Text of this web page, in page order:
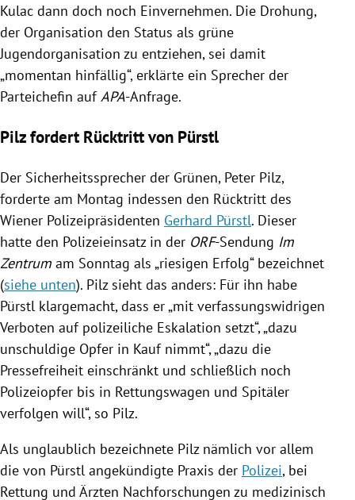
Kulac dann doch noch Einvernehmen. Die Drohung,
der Organisation den Status als grüne
Jugendorganisation zu entziehen, sei damit
„momentan hinfällig“, erklärte ein Sprecher der
Parteichefin aufAPA-Anfrage.
Pilz fordert Rücktritt von Pürstl
Der Sicherheitssprecher der Grünen, Peter Pilz,
forderte am Montag indessen den Rücktritt des
Wiener Polizeipräsidenten Gerhard Pürstl. Dieser
hatte den Polizeieinsatz in der ORF-Sendung Im
Zentrum am Sonntag als „riesigen Erfolg“ bezeichnet
(siehe unten). Pilzsieht das anders: Für ihn habe
Pürstl klargemacht, dass er „mit verfassungswidrigen
Verboten auf polizeiliche Eskalation setzt“, „dazu
unschuldige Opfer in Kauf nimmt“, „dazu die
Pressefreiheit einschränkt und schließlich noch
Polizeiopfer bis in Rettungswagen und Spitäler
verfolgen will“, so Pilz.
Als unglaublich bezeichnete Pilznämlich vor allem
die von Pürstl angekündigte Praxis der Polizei, bei
Rettung und Ärzten Nachforschungen zu medizinisch